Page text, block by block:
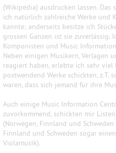
(Wikipedia) ausdrucken lassen.
ich natürlich zahlreiche Werke und
kannte; anderseits besitze ich
grossen Ganzen ist sie zuverlässig.
Komponisten und Music
Neben einigen Musikern, Verlagen
reagiert haben, erlebte ich sehr
postwendend Werke schickten, z.T.
waren, dass sich jemand für ihre
Auch einige Music Information
zuvorkommend, schickten mir
(Norwegen, Finnland und
Finnland und Schweden sogar
Violamusik).